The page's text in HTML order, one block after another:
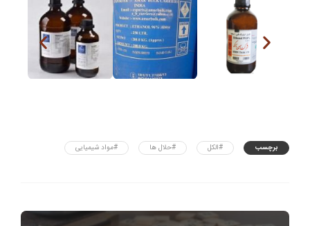
برچسب #الکل #حلال ها #مواد شیمیایی